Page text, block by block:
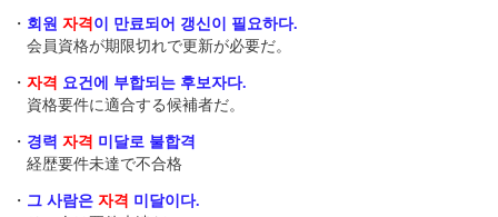
・ 회원 자격 이 만료되어 갱신이 필요하다.
会員資格が期限切れで更新が必要だ。
・ 자격 요건에 부합되는 후보자다.
資格要件に適合する候補者だ。
・ 경력 자격 미달 로 불합격
経歴要件未達で不合格
・ 그 사람은 자격 미달 이다.